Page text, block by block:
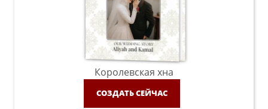
Королевская хна
СОЗДАТЬ СЕЙЧАС